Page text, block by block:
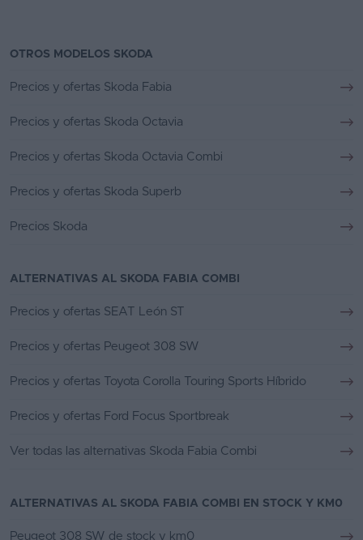
OTROS MODELOS SKODA
Precios y ofertas Skoda Fabia
Precios y ofertas Skoda Octavia
Precios y ofertas Skoda Octavia Combi
Precios y ofertas Skoda Superb
Precios Skoda
ALTERNATIVAS AL SKODA FABIA COMBI
Precios y ofertas SEAT León ST
Precios y ofertas Peugeot 308 SW
Precios y ofertas Toyota Corolla Touring Sports Híbrido
Precios y ofertas Ford Focus Sportbreak
Ver todas las alternativas Skoda Fabia Combi
ALTERNATIVAS AL SKODA FABIA COMBI EN STOCK Y KM0
Peugeot 308 SW de stock y km0